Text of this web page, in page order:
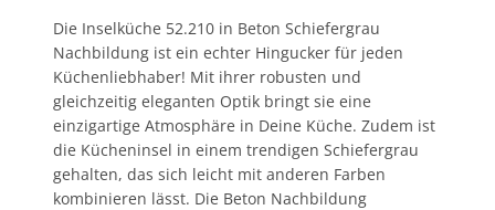
Die Inselküche 52.210 in Beton Schiefergrau
Nachbildung ist ein echter Hingucker für jeden
Küchenliebhaber! Mit ihrer robusten und
gleichzeitig eleganten Optik bringt sie eine
einzigartige Atmosphäre in Deine Küche. Zudem ist
die Kücheninsel in einem trendigen Schiefergrau
gehalten, das sich leicht mit anderen Farben
kombinieren lässt. Die Beton Nachbildung